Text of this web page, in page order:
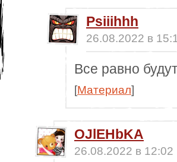
Psiiihhh
26.08.2022 в
Все равно
[Материал]
OJlEHbKA
26.08.2022 в 12:02